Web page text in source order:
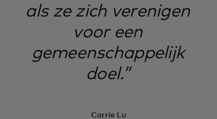
als ze zich verenigen
voor een
gemeenschappelijk
doel.”
Carrie Lu